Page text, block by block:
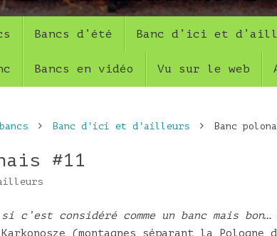
Bancs d’été Banc d’ici et
Bancs en vidéo Vu sur le web
Banc d'ici et d'ailleurs Banc
#11
c’est considéré comme un banc mais bon…
(montagnes séparant la Pologne